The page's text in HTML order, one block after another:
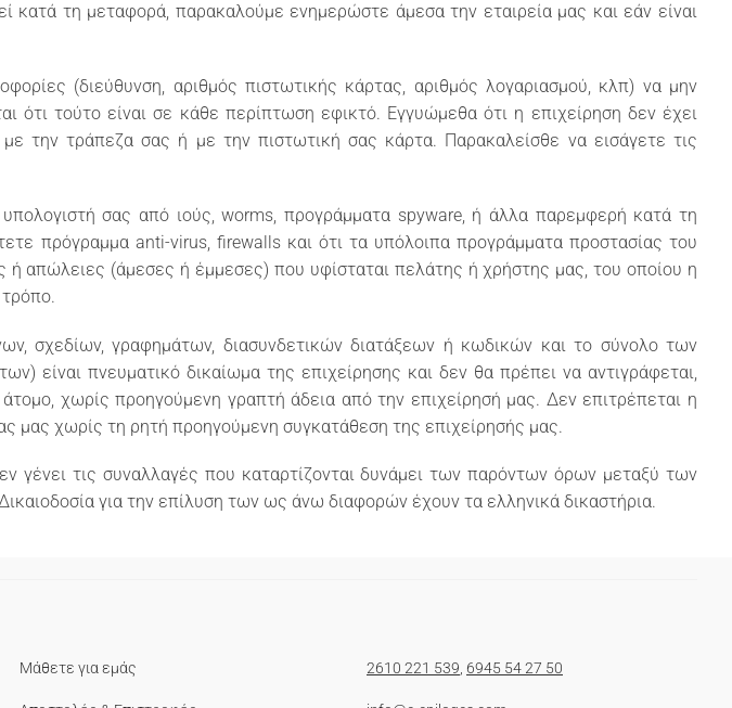
τη μεταφορά, παρακαλούμε ενημερώστε άμεσα την εταιρεία μας και εάν είναι
(διεύθυνση, αριθμός πιστωτικής κάρτας, αριθμός λογαριασμού, κλπ) να μην
ότι τούτο είναι σε κάθε περίπτωση εφικτό. Εγγυώμεθα ότι η επιχείρηση δεν έχει
την τράπεζα σας ή με την πιστωτική σας κάρτα. Παρακαλείσθε να εισάγετε τις
σας από ιούς, worms, προγράμματα spyware, ή άλλα παρεμφερή κατά τη
πρόγραμμα anti-virus, firewalls και ότι τα υπόλοιπα προγράμματα προστασίας του
ή απώλειες (άμεσες ή έμμεσες) που υφίσταται πελάτης ή χρήστης μας, του οποίου η
σχεδίων, γραφημάτων, διασυνδετικών διατάξεων ή κωδικών και το σύνολο των
πνευματικό δικαίωμα της επιχείρησης και δεν θα πρέπει να αντιγράφεται,
χωρίς προηγούμενη γραπτή άδεια από την επιχείρησή μας. Δεν επιτρέπεται η
μας χωρίς τη ρητή προηγούμενη συγκατάθεση της επιχείρησής μας.
γένει τις συναλλαγές που καταρτίζονται δυνάμει των παρόντων όρων μεταξύ των
για την επίλυση των ως άνω διαφορών έχουν τα ελληνικά δικαστήρια.
Μάθετε για εμάς 2610 221 539 6945 54 27 50